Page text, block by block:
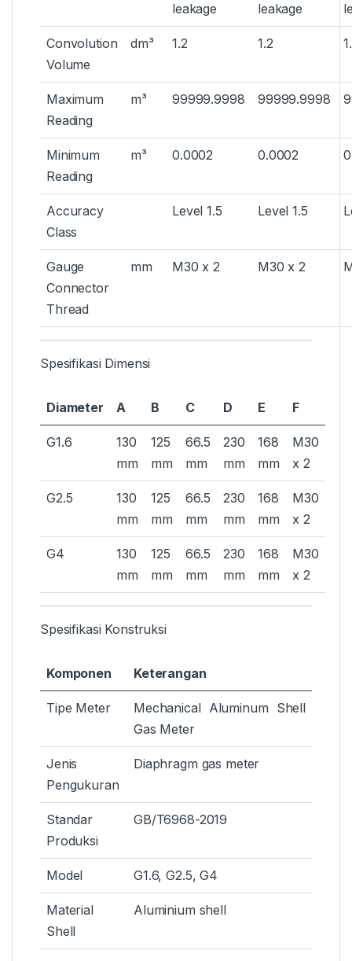
leakage
leakage
Convolution
Volume
dm³ 1.2 1.2
Maximum
Reading
m³ 99999.9998 99999.9998
Minimum
Reading
m³ 0.0002 0.0002
Accuracy
Class
Level 1.5 Level 1.5
Gauge
Connector
Thread
mm M30 x 2 M30 x 2
Spesifikasi Dimensi
Diameter A B C D E F
G1.6
130
mm
125
mm
66.5
mm
230
mm
168
mm
M30
x 2
G2.5
130
mm
125
mm
66.5
mm
230
mm
168
mm
M30
x 2
G4
130
mm
125
mm
66.5
mm
230
mm
168
mm
M30
x 2
Spesifikasi Konstruksi
Komponen Keterangan
Tipe Meter
Mechanical Aluminum Shell
Gas Meter
Jenis
Pengukuran
Diaphragm gas meter
Standar
Produksi
GB/T6968-2019
Model G1.6, G2.5, G4
Material
Shell
Aluminium shell